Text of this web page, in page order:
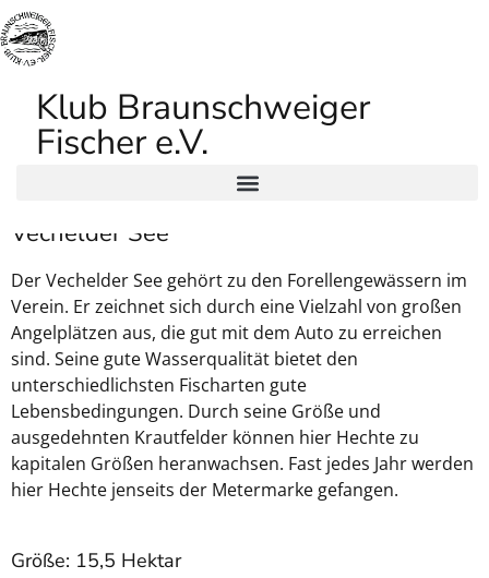
Klub Braunschweiger
Fischer e.V.
Vechelder See
Der Vechelder See gehört zu den Forellengewässern im
Verein. Er zeichnet sich durch eine Vielzahl von großen
Angelplätzen aus, die gut mit dem Auto zu erreichen
sind. Seine gute Wasserqualität bietet den
unterschiedlichsten Fischarten gute
Lebensbedingungen. Durch seine Größe und
ausgedehnten Krautfelder können hier Hechte zu
kapitalen Größen heranwachsen. Fast jedes Jahr werden
hier Hechte jenseits der Metermarke gefangen.
Größe: 15,5 Hektar